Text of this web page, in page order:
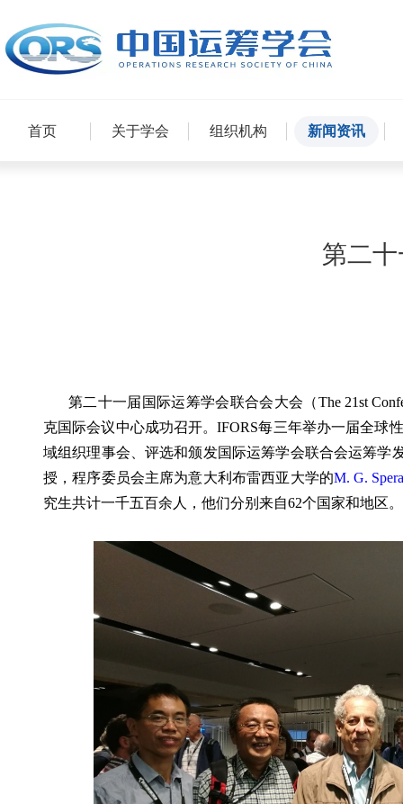
首页 关于学会 组织机构 新闻资讯
第二
第二十一届国际运筹学会联合会大会（The 21st
克国际会议中心成功召开。IFORS每三年举办一届全球
域组织理事会、评选和颁发国际运筹学会联合会运筹学
授，程序委员会主席为意大利布雷西亚大学的M. G.
究生共计一千五百余人，他们分别来自62个国家和地区。